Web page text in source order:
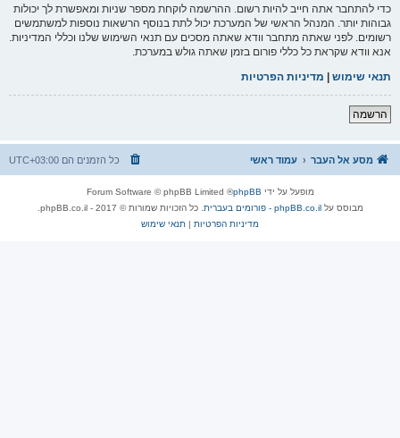
כדי להתחבר אתה חייב להיות רשום. ההרשמה לוקחת מספר שניות ומאפשרת לך יכולות
גבוהות יותר. המנהל הראשי של המערכת יכול לתת בנוסף הרשאות נוספות למשתמשים
רשומים. לפני שאתה מתחבר וודא שאתה מסכים עם תנאי השימוש שלנו וכללי המדיניות.
אנא וודא שקראת כל כללי פורום בזמן שאתה גולש במערכת.
תנאי שימוש | מדיניות הפרטיות
הרשמה
מסע אל העבר עמוד ראשי כל הזמנים הם UTC+03:00
מופעל על ידי phpBB
® Forum Software © phpBB Limited
מבוסס עלphpBB.co.il - פורומים בעברית
. כל הזכויות שמורות © 2017 - phpBB.co.il.
מדיניות הפרטיות | תנאי שימוש